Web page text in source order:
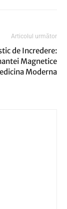
Articolul următor
de Incredere:
Magnetice
Moderna